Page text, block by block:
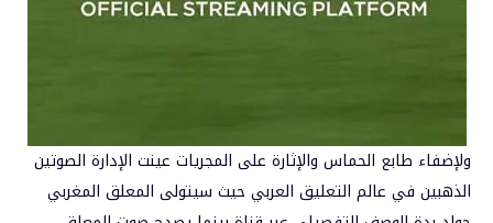
ولإضفاء طابع الحماس والإثارة على المجريات عينت الإدارة الصوتين
الذهبين في عالم التعليق العربي حيث سيتولى المعلق المغربي